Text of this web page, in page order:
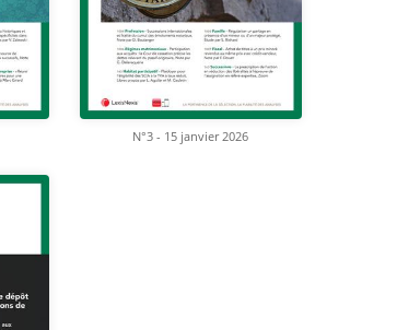
N°3 - 15 janvier 2026